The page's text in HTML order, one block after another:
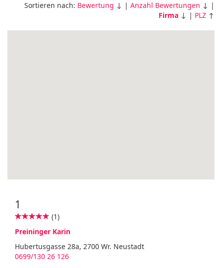
Sortieren nach: Bewertung ↓ | Anzahl Bewertungen ↓ |
Firma ↓ | PLZ ↑
1
(1)
Preininger Karin
Hubertusgasse 28a, 2700 Wr. Neustadt
0699/130 26 126